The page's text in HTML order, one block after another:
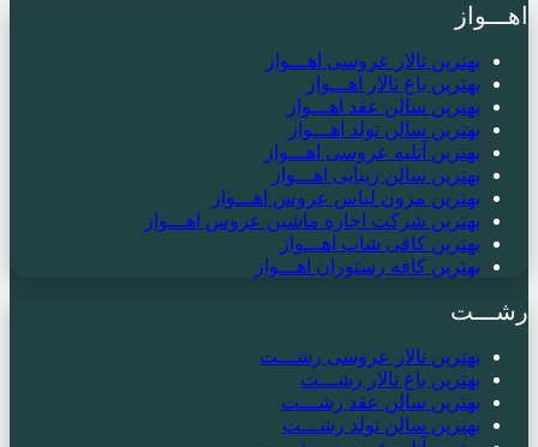
اهـــواز
بهترین تالار عروسی اهـــواز
بهترین باغ تالار اهـــواز
بهترین سالن عقد اهـــواز
بهترین سالن تولد اهـــواز
بهترین آتلیه عروسی اهـــواز
بهترین سالن زیبایی اهـــواز
بهترین مزون لباس عروس اهـــواز
بهترین شرکت اجاره ماشین عروس اهـــواز
بهترین کافی شاپ اهـــواز
بهترین کافه رستوران اهـــواز
رشـــت
بهترین تالار عروسی رشـــت
بهترین باغ تالار رشـــت
بهترین سالن عقد رشـــت
بهترین سالن تولد رشـــت